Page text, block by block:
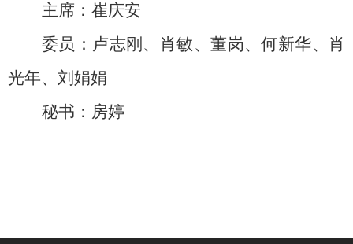
主席：崔庆安
委员：卢志刚、肖敏、董岗、何新华、肖
光年、刘娟娟
秘书：房婷